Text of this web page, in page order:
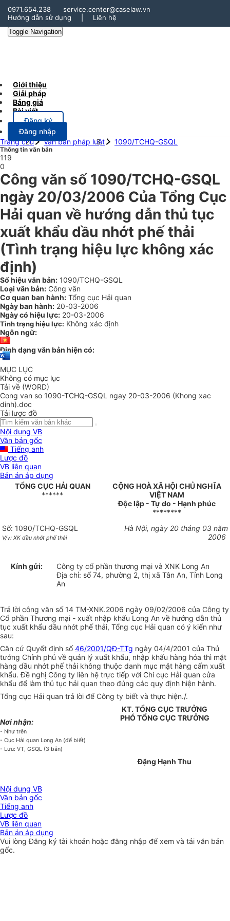
0971.654.238
service.center@caselaw.vn
Hướng dẫn sử dụng
Liên hệ
Toggle Navigation
Giới thiệu
Giải pháp
Bảng giá
Bài viết
Đăng ký
Đăng nhập
Trang chủ
Văn bản pháp luật 1090/TCHQ-GSQL
Thông tin văn bản
119
0
Công văn số 1090/TCHQ-GSQL
ngày 20/03/2006 Của Tổng Cục
Hải quan về hướng dẫn thủ tục
xuất khẩu dầu nhớt phế thải
(Tình trạng hiệu lực không xác
định)
Số hiệu văn bản: 1090/TCHQ-GSQL
Loại văn bản: Công văn
Cơ quan ban hành: Tổng cục Hải quan
Ngày ban hành: 20-03-2006
Ngày có hiệu lực: 20-03-2006
Tình trạng hiệu lực: Không xác định
Ngôn ngữ:
Định dạng văn bản hiện có:
MỤC LỤC
Không có mục lục
Tải về (WORD)
Cong van so 1090-TCHQ-GSQL ngay 20-03-2006 (Khong xac
dinh).doc
Tải lược đồ
Nội dung VB
Văn bản gốc
Tiếng anh
Lược đồ
VB liên quan
Bản án áp dụng
TỔNG CỤC HẢI QUAN
******
CỘNG HOÀ XÃ HỘI CHỦ NGHĨA
VIỆT NAM
Độc lập - Tự do - Hạnh phúc
********
Số: 1090/TCHQ-GSQL
V/v: XK dầu nhớt phế thải
Hà Nội, ngày 20 tháng 03 năm
2006
Kính gửi:
Công ty cổ phần thương mại và XNK Long An
Địa chỉ: số 74, phường 2, thị xã Tân An, Tỉnh Long
An
Trả lời công văn số 14 TM-XNK.2006 ngày 09/02/2006 của Công ty
Cổ phần Thương mại - xuất nhập khẩu Long An về hướng dẫn thủ
tục xuất khẩu dầu nhớt phế thải, Tổng cục Hải quan có ý kiến như
sau:
Căn cứ Quyết định số46/2001/QĐ-TTg ngày 04/4/2001 của Thủ
tướng Chính phủ về quản lý xuất khẩu, nhập khẩu hàng hóa thì mặt
hàng dầu nhớt phế thải không thuộc danh mục mặt hàng cấm xuất
khẩu. Đề nghị Công ty liên hệ trực tiếp với Chi cục Hải quan cửa
khẩu để làm thủ tục hải quan theo đúng các quy định hiện hành.
Tổng cục Hải quan trả lời để Công ty biết và thực hiện./.
Nơi nhận:
- Như trên
- Cục Hải quan Long An (để biết)
- Lưu: VT, GSQL (3 bản)
KT. TỔNG CỤC TRƯỞNG
PHÓ TỔNG CỤC TRƯỞNG
Đặng Hạnh Thu
Nội dung VB
Văn bản gốc
Tiếng anh
Lược đồ
VB liên quan
Bản án áp dụng
Vui lòngĐăng ký tài khoản hoặc đăng nhập để xem và tải văn bản
gốc.